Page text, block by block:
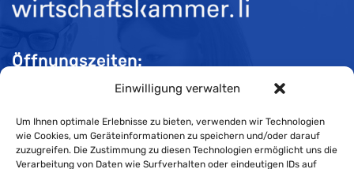
Einwilligung verwalten
Um Ihnen optimale Erlebnisse zu bieten, verwenden wir Technologien
wie Cookies, um Geräteinformationen zu speichern und/oder darauf
zuzugreifen. Die Zustimmung zu diesen Technologien ermöglicht uns die
Verarbeitung von Daten wie Surfverhalten oder eindeutigen IDs auf
Öffnungszeiten:
Mo-Do 08:00 bis 11:30 und 13:30 bis 16:30 Uhr
Fr 08:00 bis 11:30 und 13:30 bis 16:00 Uhr